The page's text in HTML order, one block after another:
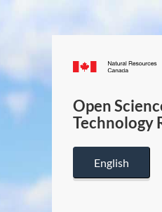
Open
Technology
English